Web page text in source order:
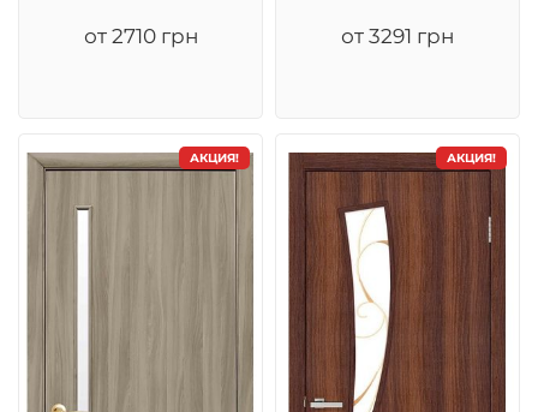
от 2710 грн от 3291 грн
АКЦИЯ! АКЦИЯ!